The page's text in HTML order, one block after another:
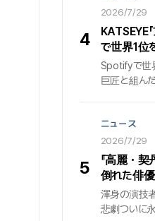
（トム・ホ
を知る謎の
DNA変異に
たらす混乱
守るため新
アクション
4
2026/7/29
KATSEYE
で世界1位
イダーマ
ュー・デイ
Spotifyで世
巨匠と組ん
が、世界の
さぶっている
ル』は、世
ング・プラッ
において「ト
ー・グロー
し、圧倒的
5
ニュース
2026/7/29
『高麗・契
倒れた俳
ェ…2年の
死去
渾身の演技
悲劇ついに